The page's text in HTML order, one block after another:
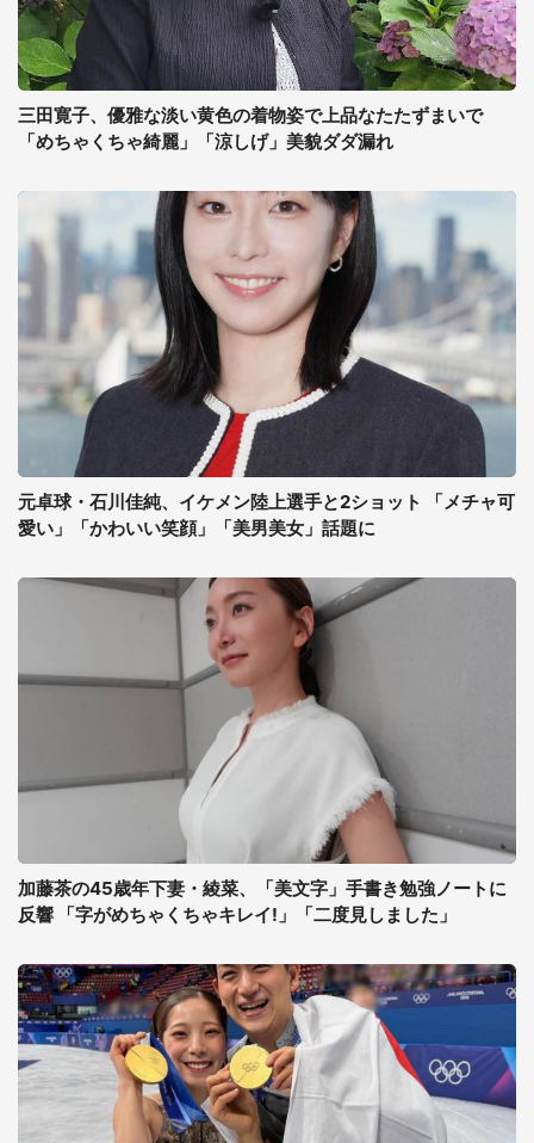
三田寛子、優雅な淡い黄色の着物姿で上品なたたずまいで
「めちゃくちゃ綺麗」「涼しげ」美貌ダダ漏れ
元卓球・石川佳純、イケメン陸上選手と2ショット 「メチャ可
愛い」「かわいい笑顔」「美男美女」話題に
加藤茶の45歳年下妻・綾菜、「美文字」手書き勉強ノートに
反響 「字がめちゃくちゃキレイ!」「二度見しました」